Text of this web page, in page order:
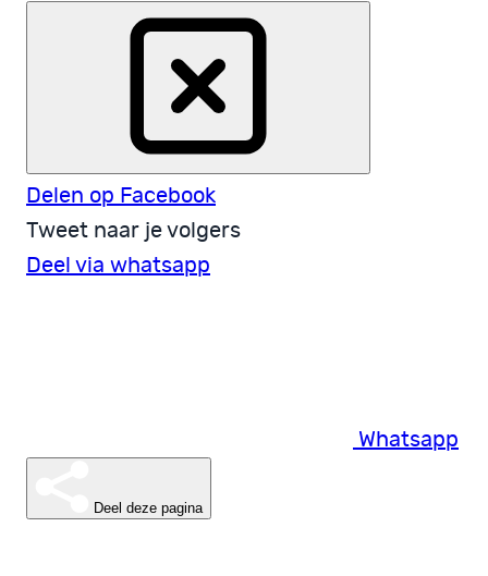
Delen op Facebook
Tweet naar je volgers
Deel via whatsapp
Whatsapp
Deel deze pagina